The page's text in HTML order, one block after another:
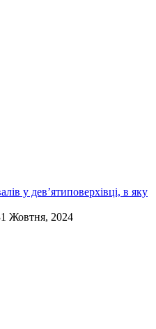
у дев’ятиповерхівці, в яку
Жовтня, 2024